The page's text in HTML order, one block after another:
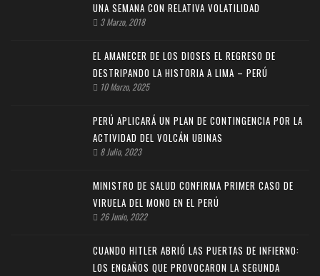
UNA SEMANA CON RELATIVA VOLATILIDAD
3 Marzo, 2018
EL AMANECER DE LOS DIOSES EL REGRESO DE
DESTRIPANDO LA HISTORIA A LIMA – PERÚ
10 Marzo, 2025
PERÚ APLICARÁ UN PLAN DE CONTINGENCIA POR LA
ACTIVIDAD DEL VOLCÁN UBINAS
8 Julio, 2023
MINISTRO DE SALUD CONFIRMA PRIMER CASO DE
VIRUELA DEL MONO EN EL PERÚ
26 Junio, 2022
CUANDO HITLER ABRIÓ LAS PUERTAS DE INFIERNO:
LOS ENGAÑOS QUE PROVOCARON LA SEGUNDA